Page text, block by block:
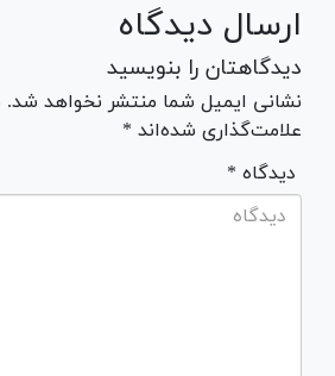
ارسال دیدگاه
دیدگاهتان را بنویسید
نشانی ایمیل شما منتشر نخواهد شد.
علامت‌گذاری شده‌اند *
* دیدگاه